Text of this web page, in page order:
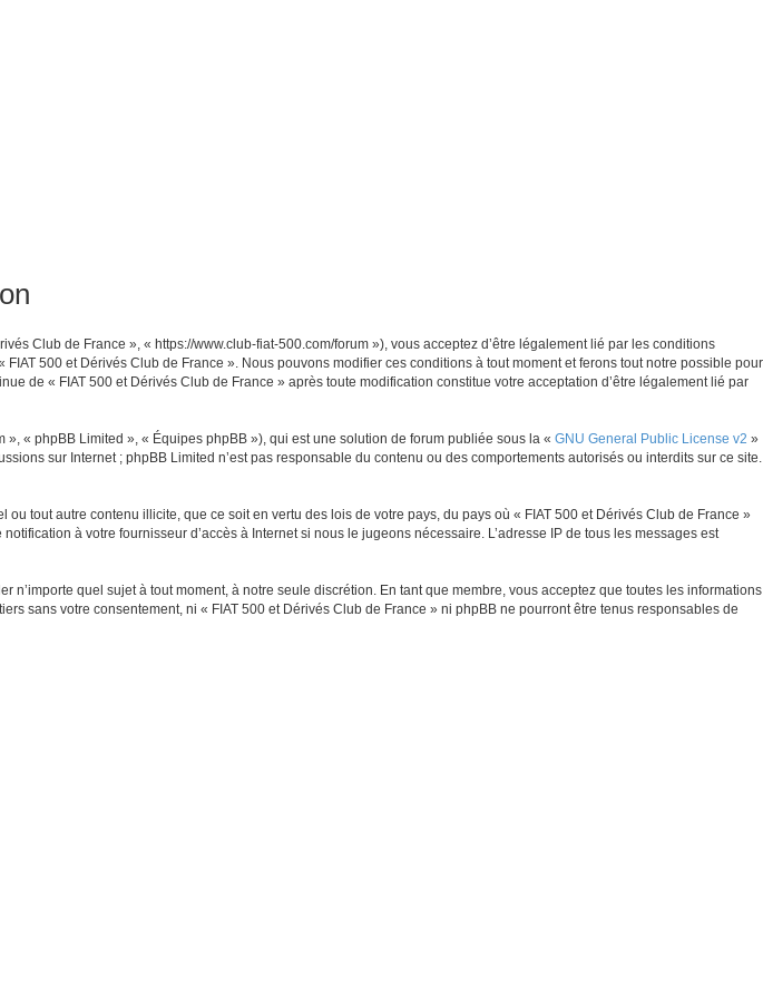
Club de France », « https://www.club-fiat-500.com/forum »), vous acceptez d’être légalement lié par les conditions
500 et Dérivés Club de France ». Nous pouvons modifier ces conditions à tout moment et ferons tout notre possible pour
de « FIAT 500 et Dérivés Club de France » après toute modification constitue votre acceptation d’être légalement lié par
« phpBB Limited », « Équipes phpBB »), qui est une solution de forum publiée sous la « GNU General Public License v2 »
sur Internet ; phpBB Limited n’est pas responsable du contenu ou des comportements autorisés ou interdits sur ce site.
tout autre contenu illicite, que ce soit en vertu des lois de votre pays, du pays où « FIAT 500 et Dérivés Club de France »
à votre fournisseur d’accès à Internet si nous le jugeons nécessaire. L’adresse IP de tous les messages est
quel sujet à tout moment, à notre seule discrétion. En tant que membre, vous acceptez que toutes les informations
sans votre consentement, ni « FIAT 500 et Dérivés Club de France » ni phpBB ne pourront être tenus responsables de